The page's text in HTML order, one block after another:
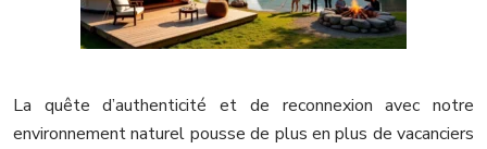
La quête d’authenticité et de reconnexion avec notre
environnement naturel pousse de plus en plus de vacanciers